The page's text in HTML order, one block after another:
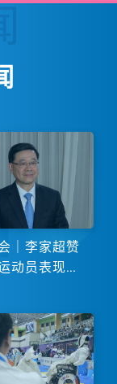
｜李家超赞
动员表现卓